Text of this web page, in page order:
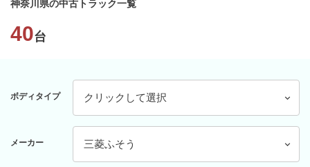
神奈川県の中古トラック一覧
40台
ボディタイプ クリックして選択
メーカー 三菱ふそう